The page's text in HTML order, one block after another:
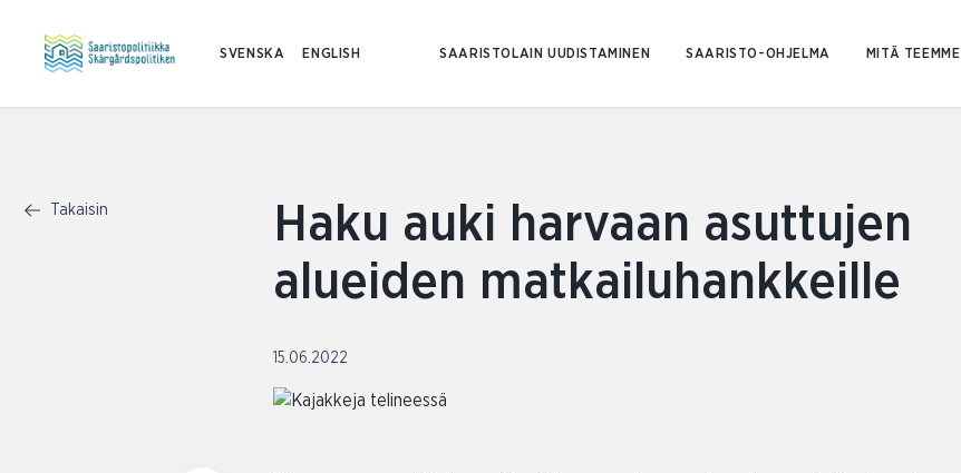
SVENSKA ENGLISH SAARISTOLAIN UUDISTAMINEN SAARISTO-OHJELMA MITÄ TEEMME
Takaisin
Haku auki harvaan asuttujen
alueiden matkailuhankkeille
15.06.2022